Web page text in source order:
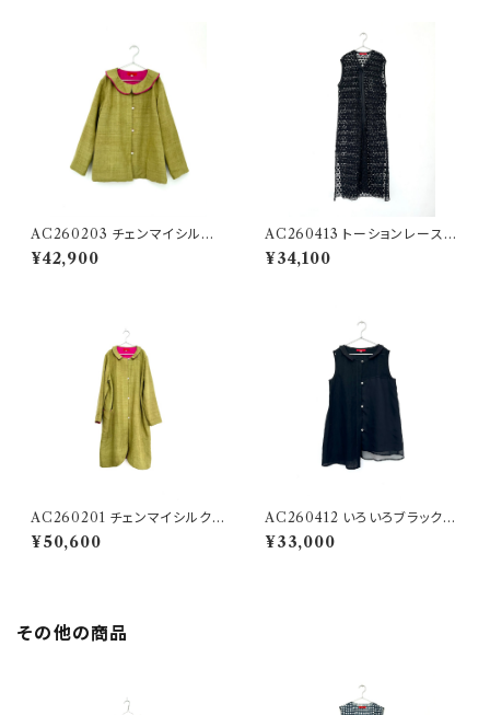
AC260203 チェンマイシルク
＆カラーリネンのフラットカラー
REV
¥42,900
AC260413 トーションレースの
ロングローブ
¥34,100
AC260201 チェンマイシルク＆
カラフルリネンのハーフロングR
EV
¥50,600
AC260412 いろいろブラックの
ハーフショート
¥33,000
その他の商品